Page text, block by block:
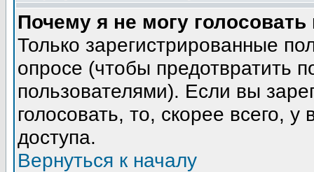
Почему я не могу голосовать
Только зарегистрированные
опросе (чтобы предотвратить
пользователями). Если вы
голосовать, то, скорее всего,
доступа.
Вернуться к началу